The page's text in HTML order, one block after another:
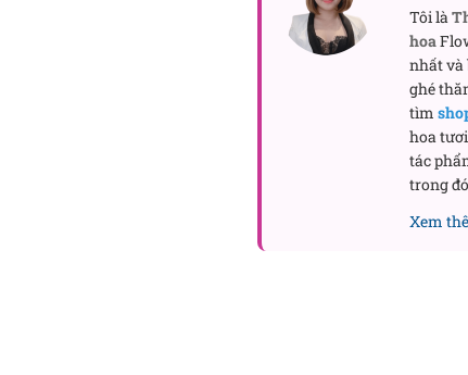
Tôi là
hoa
nhất và
ghé
tìm
hoa
tác
trong
Xem